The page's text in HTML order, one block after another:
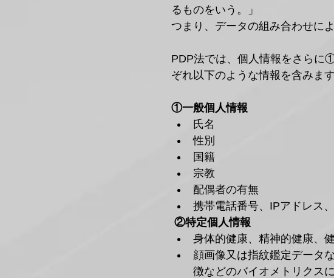
るものをいう。」
つまり、データの組み合わせに
PDP法では、個人情報をさら
ぞれ以下のような情報を含みます
①一般個人情報
氏名
性別
国籍
宗教
配偶者の有無
携帯電話番号、IPアドレス
②特定個人情報
身体的健康、精神的健康、
顔画像又は指紋鑑定データ
徴などのバイオメトリクス